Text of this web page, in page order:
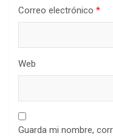
Correo electrónico *
Web
Guarda mi nombre,